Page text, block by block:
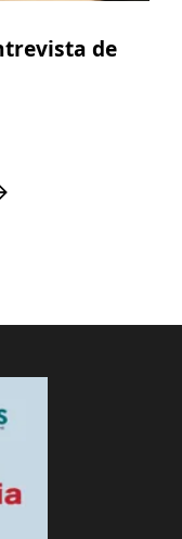
de